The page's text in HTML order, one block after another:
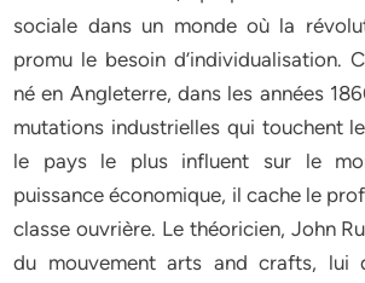
sociale dans un monde où la
promu le besoin d’individualisation.
né en Angleterre, dans les années
mutations industrielles qui touchent
le pays le plus influent sur le
puissance économique, il cache le
classe ouvrière. Le théoricien, John
du mouvement arts and crafts, lui